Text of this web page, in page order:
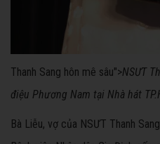
Thanh Sang hôn mê sâu">NSƯT
điệu Phương Nam tại Nhà hát
Bà Liễu, vợ của NSƯT Thanh